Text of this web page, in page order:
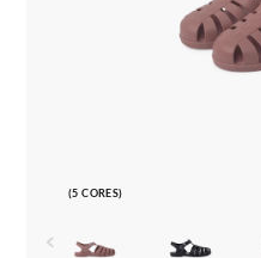
(5 CORES)